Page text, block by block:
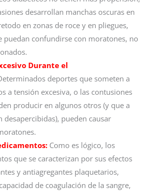
desarrollan manchas oscuras en
en zonas de roce y en pliegues,
puedan confundirse con moratones, no
Durante el
deportes que someten a
a tensión excesiva, o las contusiones
producir en algunos otros (y que a
desapercibidas), pueden causar
Como es lógico, los
que se caracterizan por sus efectos
y antiagregantes plaquetarios,
de coagulación de la sangre,